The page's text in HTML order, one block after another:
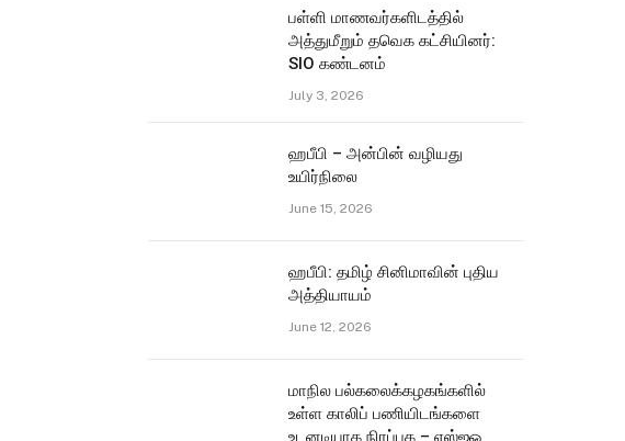
பள்ளி மாணவர்களிடத்தில்
அத்துமீறும் தவெக கட்சியினர்:
SIO கண்டனம்
July 3, 2026
ஹபீபி – அன்பின் வழியது
உயிர்நிலை
June 15, 2026
ஹபீபி: தமிழ் சினிமாவின் புதிய
அத்தியாயம்
June 12, 2026
மாநில பல்கலைக்கழகங்களில்
உள்ள காலிப் பணியிடங்களை
உடனடியாக நிரப்புக – எஸ்ஐஓ